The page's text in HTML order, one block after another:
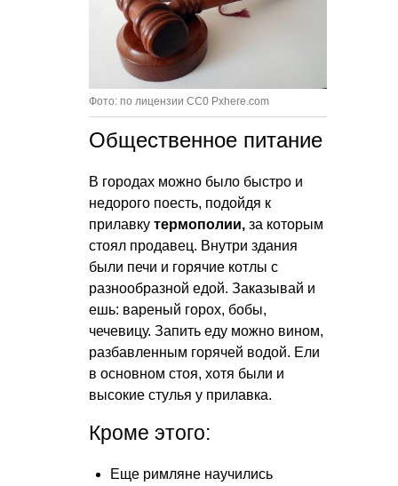
Фото: по лицензии CC0 Pxhere.com
Общественное питание
В городах можно было быстро и
недорого поесть, подойдя к
прилавку термополии, за которым
стоял продавец. Внутри здания
были печи и горячие котлы с
разнообразной едой. Заказывай и
ешь: вареный горох, бобы,
чечевицу. Запить еду можно вином,
разбавленным горячей водой. Ели
в основном стоя, хотя были и
высокие стулья у прилавка.
Кроме этого:
Еще римляне научились